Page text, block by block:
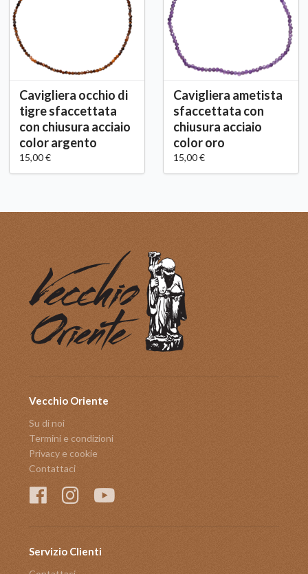
Cavigliera occhio di
tigre sfaccettata
con chiusura acciaio
color argento
15,00 €
Cavigliera ametista
sfaccettata con
chiusura acciaio
color oro
15,00 €
Vecchio Oriente
Su di noi
Termini e condizioni
Privacy e cookie
Contattaci
Servizio Clienti